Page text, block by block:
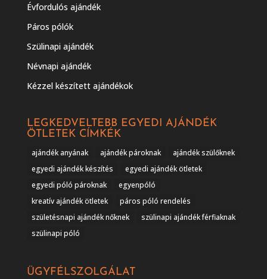
Évfordulós ajándék
Páros pólók
Szülinapi ajándék
Névnapi ajándék
Kézzel készített ajándékok
LEGKEDVELTEBB EGYEDI AJÁNDÉK
ÖTLETEK CÍMKÉK
ajándék anyának ajándék pároknak
ajándék szülőknek
egyedi ajándék készítés
egyedi ajándék ötletek
egyedi póló pároknak
egyenpóló
kreatív ajándék ötletek
páros póló rendelés
születésnapi ajándék nőknek
szülinapi ajándék férfiaknak
szülinapi póló
ÜGYFÉLSZOLGÁLAT